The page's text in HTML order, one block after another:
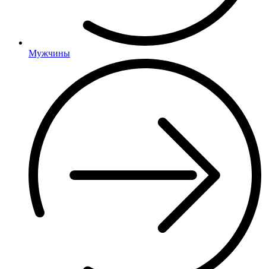
Мужчины